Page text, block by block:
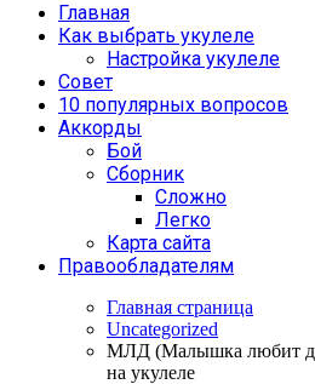
Главная
Как выбрать укулеле
Настройка укулеле
Совет
10 популярных вопросов
Аккорды
Бой
Сборник
Сложно
Легко
Карта сайта
Правообладателям
Главная страница
Uncategorized
МЛД (Малышка любит
на укулеле